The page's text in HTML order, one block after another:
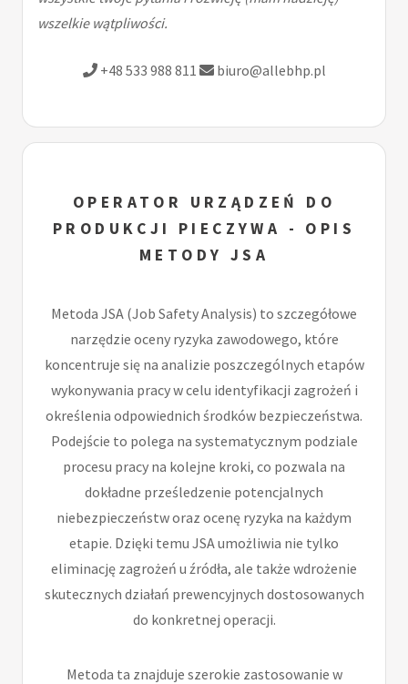
wszelkie wątpliwości.
+48 533 988 811 biuro@allebhp.pl
OPERATOR URZĄDZEŃ DO
PRODUKCJI PIECZYWA - OPIS
METODY JSA
Metoda JSA (Job Safety Analysis) to szczegółowe
narzędzie oceny ryzyka zawodowego, które
koncentruje się na analizie poszczególnych etapów
wykonywania pracy w celu identyfikacji zagrożeń i
określenia odpowiednich środków bezpieczeństwa.
Podejście to polega na systematycznym podziale
procesu pracy na kolejne kroki, co pozwala na
dokładne prześledzenie potencjalnych
niebezpieczeństw oraz ocenę ryzyka na każdym
etapie. Dzięki temu JSA umożliwia nie tylko
eliminację zagrożeń u źródła, ale także wdrożenie
skutecznych działań prewencyjnych dostosowanych
do konkretnej operacji.
Metoda ta znajduje szerokie zastosowanie w